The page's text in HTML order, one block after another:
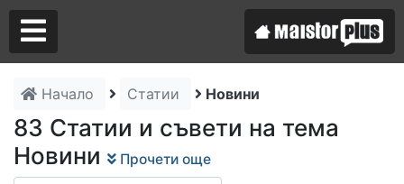
Начало Статии Новини
83 Статии и съвети на тема
Новини
Прочети още
Аз съм майстор
Търся майстор